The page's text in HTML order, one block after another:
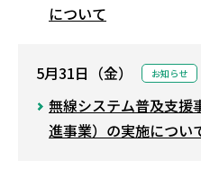
について
5月31日（金） お知らせ
無線システム普及支援
進事業）の実施につい